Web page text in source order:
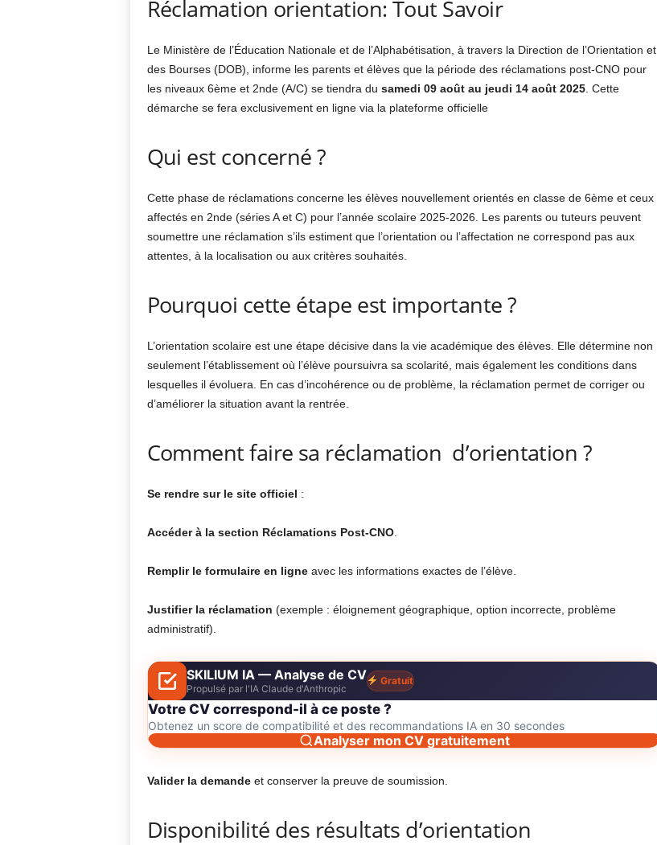
Réclamation orientation: Tout Savoir
Le Ministère de l’Éducation Nationale et de l’Alphabétisation, à travers la Direction de l’Orientation et
des Bourses (DOB), informe les parents et élèves que la période des réclamations post-CNO pour
les niveaux 6ème et 2nde (A/C) se tiendra du samedi 09 août au jeudi 14 août 2025. Cette
démarche se fera exclusivement en ligne via la plateforme officielle
Qui est concerné ?
Cette phase de réclamations concerne les élèves nouvellement orientés en classe de 6ème et ceux
affectés en 2nde (séries A et C) pour l’année scolaire 2025-2026. Les parents ou tuteurs peuvent
soumettre une réclamation s’ils estiment que l’orientation ou l’affectation ne correspond pas aux
attentes, à la localisation ou aux critères souhaités.
Pourquoi cette étape est importante ?
L’orientation scolaire est une étape décisive dans la vie académique des élèves. Elle détermine non
seulement l’établissement où l’élève poursuivra sa scolarité, mais également les conditions dans
lesquelles il évoluera. En cas d’incohérence ou de problème, la réclamation permet de corriger ou
d’améliorer la situation avant la rentrée.
Comment faire sa réclamation d’orientation ?
Se rendre sur le site officiel :
Accéder à la section Réclamations Post-CNO.
Remplir le formulaire en ligneavec les informations exactes de l’élève.
Justifier la réclamation (exemple : éloignement géographique, option incorrecte, problème
administratif).
SKILIUM IA — Analyse de CV
Propulsé par l'IA Claude d'Anthropic
Gratuit
Votre CV correspond-il à ce poste ?
Obtenez un score de compatibilité et des recommandations IA en 30 secondes
Analyser mon CV gratuitement
Valider la demandeet conserver la preuve de soumission.
Disponibilité des résultats d’orientation